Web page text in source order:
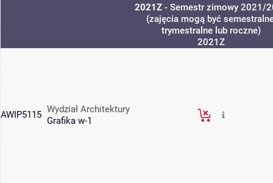
2021Z- Semestr zimowy 2021/
(zajęcia mogą być
trymestralne lub roczne)
2021Z
AWIP5115 Wydział Architektury
Grafika w-1